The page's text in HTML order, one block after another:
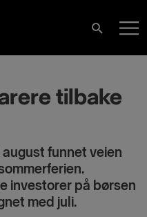
Search
tilbake
funnet veien
investorer på børsen
med juli.